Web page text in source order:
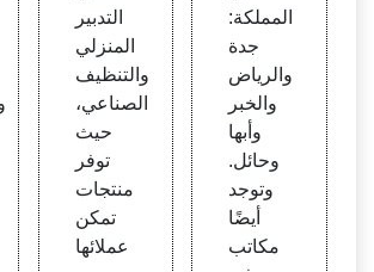
التدبير
المنزلي
والتنظيف
الصناعي،
حيث
توفر
منتجات
تمكن
عملائها
المملكة:
جدة
والرياض
والخبر
وأبها
وحائل.
وتوجد
أيضًا
مكاتب